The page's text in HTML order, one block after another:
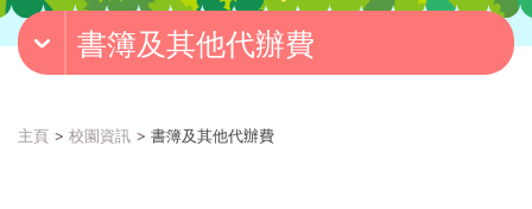
v
g
書簿及其他代辦費
主頁 校園資訊 書簿及其他代辦費